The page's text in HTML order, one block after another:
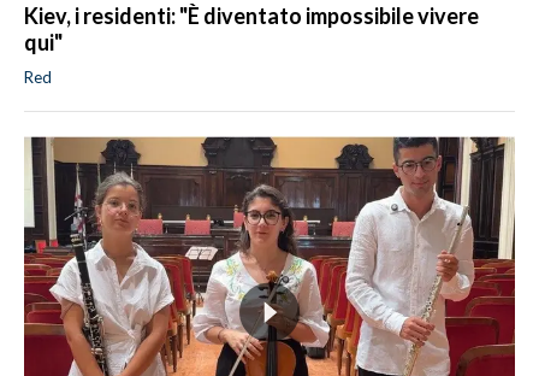
Kiev, i residenti: "È diventato impossibile vivere
qui"
Red